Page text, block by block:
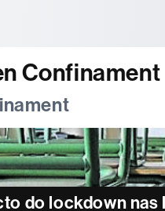
Confinament
do lockdown